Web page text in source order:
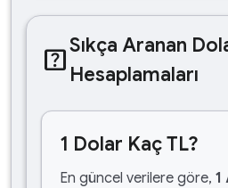
help_centerSıkça Aranan
Hesaplamaları
1 Dolar Kaç TL?
En güncel verilere göre, 1